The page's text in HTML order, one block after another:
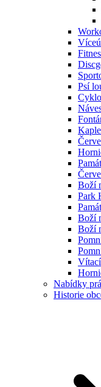
Psí
Boží
Park
Boží
Boží
Nabídky
Historie